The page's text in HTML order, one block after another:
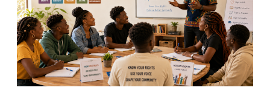
Paul Kagame, Staged Legitimacy,
and the Politics o...
The Making of a “Visionary”: How
the US and Britai...
La fabrication d’un « visionnaire » :